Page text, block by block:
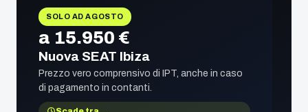
SOLO AD AGOSTO
a 15.950 €
Nuova SEAT Ibiza
Prezzo vero comprensivo di IPT, anche in caso
di pagamento in contanti.